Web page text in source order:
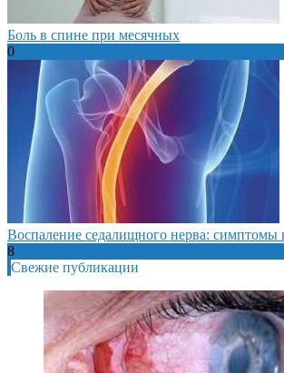
Боль в спине при месячных
0
Воспаление седалищного нерва: симптомы
8
Свежие публикации